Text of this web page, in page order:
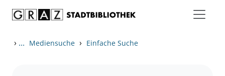
› ... Mediensuche › Einfache Suche